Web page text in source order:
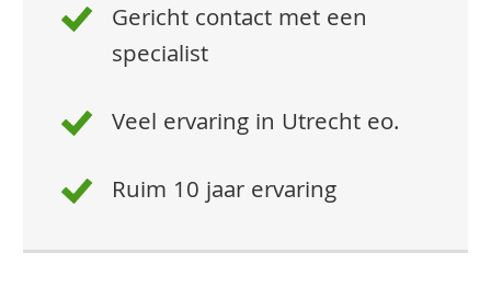
Gericht contact met een
specialist
Veel ervaring in Utrecht eo.
Ruim 10 jaar ervaring